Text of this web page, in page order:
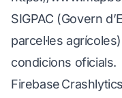
SIGPAC (Govern
parcel·les
condicions oficials.
Firebase